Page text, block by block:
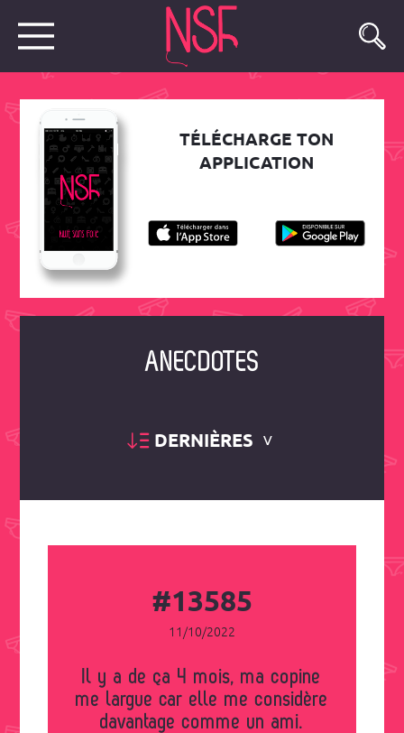
TÉLÉCHARGE TON
APPLICATION
ANECDOTES
DERNIÈRES
#13585
11/10/2022
Il y a de ça 4 mois, ma copine
me largue car elle me considère
davantage comme un ami.